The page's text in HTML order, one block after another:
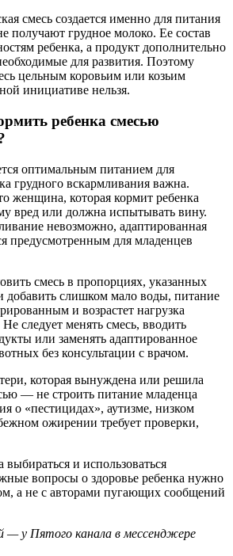
смесь создается именно для питания
получают грудное молоко. Ее состав
ребенка, а продукт дополнительно
для развития. Поэтому
цельным коровьим или козьим
инициативе нельзя.
ребенка смесью
оптимальным питанием для
грудного вскармливания важна.
женщина, которая кормит ребенка
вред или должна испытывать вину.
невозможно, адаптированная
предусмотренным для младенцев
смесь в пропорциях, указанных
добавить слишком мало воды, питание
и возрастет нагрузка
следует менять смесь, вводить
или заменять адаптированное
без консультации с врачом.
которая вынуждена или решила
— не строить питание младенца
о «пестицидах», аутизме, низком
ожирении требует проверки,
выбираться и использоваться
вопросы о здоровье ребенка нужно
а не с авторами пугающих сообщений
— у Пятого канала в мессенджере